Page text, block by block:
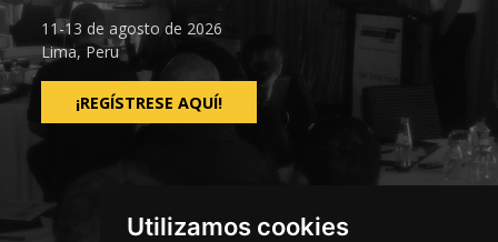
Utilizamos cookies
11-13 de agosto de 2026
Lima, Peru
¡REGÍSTRESE AQUÍ!